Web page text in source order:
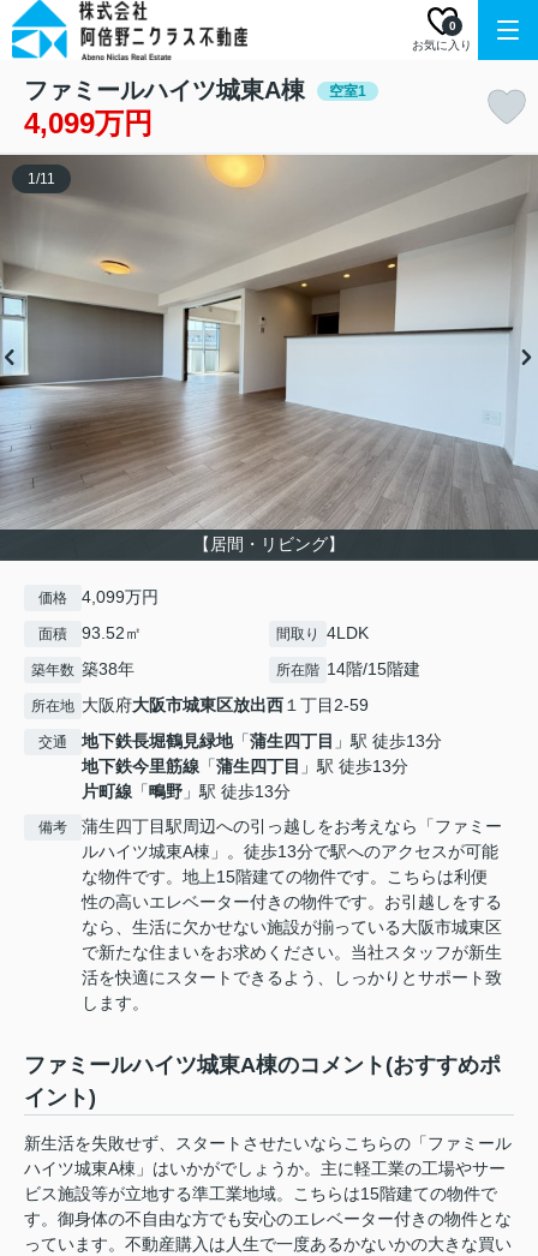
お気に入り
0
ファミールハイツ城東A棟 空室1
4,099万円
【居間・リビング】
1/11
価格 4,099万円
面積 93.52㎡ 間取り 4LDK
築年数 築38年 所在階 14階/15階建
所在地 大阪府大阪市城東区放出西１丁目2-59
交通 地下鉄長堀鶴見緑地「蒲生四丁目 」駅 徒歩13分
地下鉄今里筋線 「蒲生四丁目 」駅 徒歩13分
片町線 「鴫野 」駅 徒歩13分
備考
蒲生四丁目駅周辺への引っ越しをお考えなら「ファミー
ルハイツ城東A棟」。徒歩13分で駅へのアクセスが可能
な物件です。地上15階建ての物件です。こちらは利便
性の高いエレベーター付きの物件です。お引越しをする
なら、生活に欠かせない施設が揃っている大阪市城東区
で新たな住まいをお求めください。当社スタッフが新生
活を快適にスタートできるよう、しっかりとサポート致
します。
ファミールハイツ城東A棟のコメント(おすすめポ
イント)
新生活を失敗せず、スタートさせたいならこちらの「ファミール
ハイツ城東A棟」はいかがでしょうか。主に軽工業の工場やサー
ビス施設等が立地する準工業地域。こちらは15階建ての物件で
す。御身体の不自由な方でも安心のエレベーター付きの物件とな
っています。不動産購入は人生で一度あるかないかの大きな買い